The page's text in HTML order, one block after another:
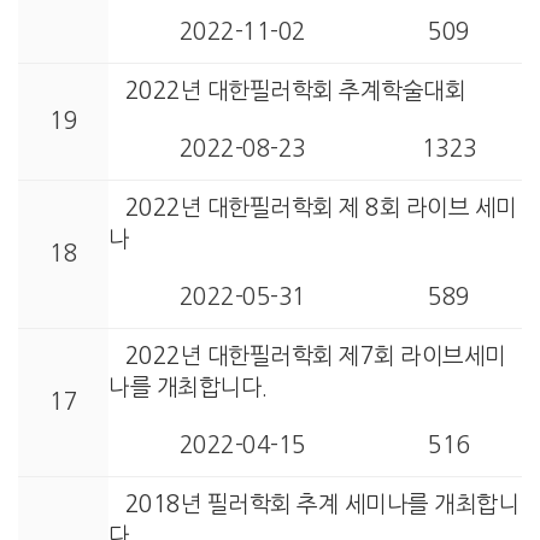
2022-11-02
509
19
2022년 대한필러학회 추계학술대회
2022-08-23 1323
18
2022년 대한필러학회 제 8회 라이브 세미
나
2022-05-31 589
17
2022년 대한필러학회 제7회 라이브세미
나를 개최합니다.
2022-04-15 516
2018년 필러학회 추계 세미나를 개최합니